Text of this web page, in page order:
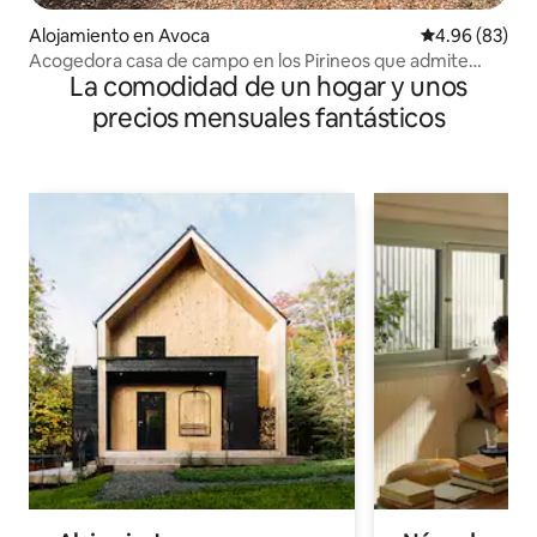
Alojamiento en Avoca Calificación
4.96 (83)
Acogedora casa de campo en los Pirineos que admite
mascotas
La comodidad de un hogar y unos
precios mensuales fantásticos